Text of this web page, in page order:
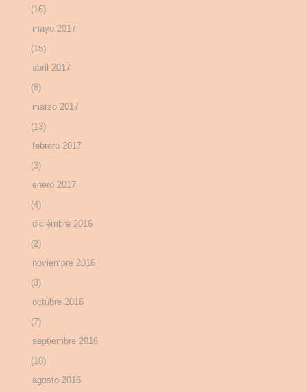
(16)
mayo 2017
(15)
abril 2017
(8)
marzo 2017
(13)
febrero 2017
(3)
enero 2017
(4)
diciembre 2016
(2)
noviembre 2016
(3)
octubre 2016
(7)
septiembre 2016
(10)
agosto 2016